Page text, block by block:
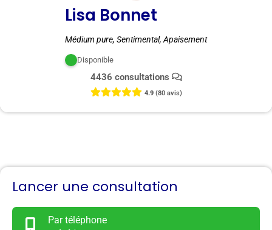
Lisa Bonnet
Médium pure, Sentimental, Apaisement
Disponible
4436 consultations
4.9 (80 avis)
Lancer une consultation
Par téléphone